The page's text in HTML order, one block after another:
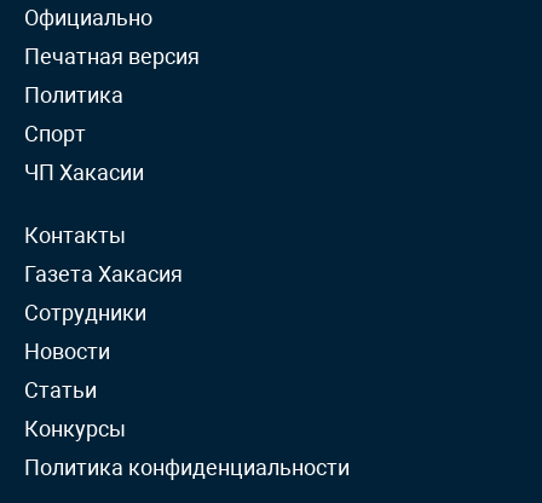
Официально
Печатная версия
Политика
Спорт
ЧП Хакасии
Контакты
Газета Хакасия
Сотрудники
Новости
Статьи
Конкурсы
Политика конфиденциальности